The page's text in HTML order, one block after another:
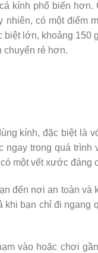
kính phổ biến
nhiên, có một điểm
biệt lớn, khoảng
chuyển rẻ hơn.
kính, đặc biệt là
trong quá trình
một vết xước đáng
đến nơi an toàn
bạn chỉ đi ngang
vào hoặc chơi